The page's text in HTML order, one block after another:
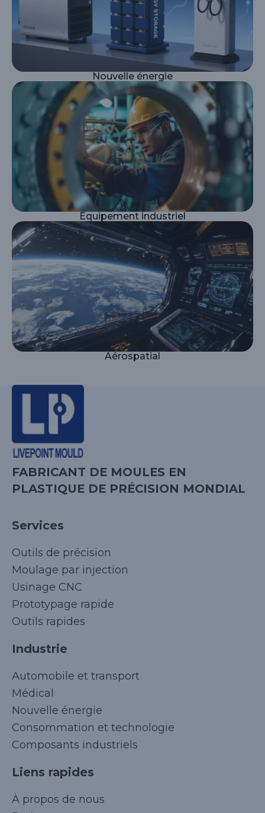
Nouvelle énergie
Équipement industriel
Aérospatial
FABRICANT DE MOULES EN
PLASTIQUE DE PRÉCISION MONDIAL
Services
Outils de précision
Moulage par injection
Usinage CNC
Prototypage rapide
Outils rapides
Industrie
Automobile et transport
Médical
Nouvelle énergie
Consommation et technologie
Composants industriels
Liens rapides
À propos de nous